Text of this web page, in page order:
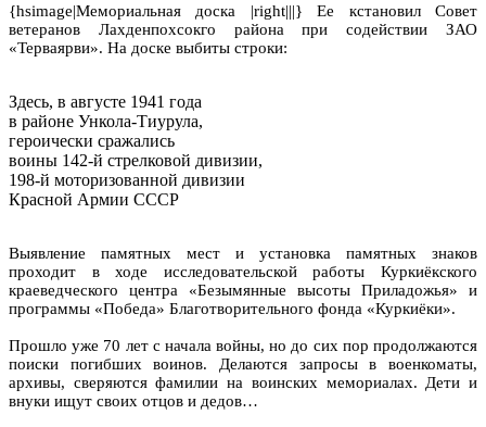
{hsimage|Мемориальная доска |right|||} Ее кстановил Совет
ветеранов Лахденпохсокго района при содействии ЗАО
«Терваярви». На доске выбиты строки:
Здесь, в августе 1941 года
в районе Ункола-Тиурула,
героически сражались
воины 142-й стрелковой дивизии,
198-й моторизованной дивизии
Красной Армии СССР
Выявление памятных мест и установка памятных знаков
проходит в ходе исследовательской работы Куркиёкского
краеведческого центра «Безымянные высоты Приладожья» и
программы «Победа» Благотворительного фонда «Куркиёки».
Прошло уже 70 лет с начала войны, но до сих пор продолжаются
поиски погибших воинов. Делаются запросы в военкоматы,
архивы, сверяются фамилии на воинских мемориалах. Дети и
внуки ищут своих отцов и дедов…